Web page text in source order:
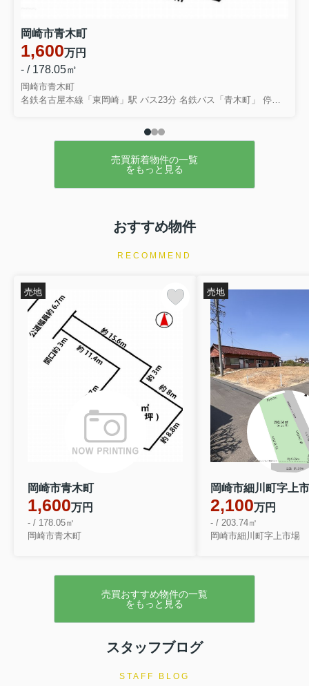
岡崎市青木町
1,600万円
- / 178.05㎡
岡崎市青木町
売買新着物件の一覧
をもっと見る
おすすめ物件
RECOMMEND
岡崎市青木町
1,600万円
- / 178.05㎡
岡崎市青木町
売地
岡崎市細川町字上
2,100万円
- / 203.74㎡
岡崎市細川町字上市場
売地
売買おすすめ物件の一覧
をもっと見る
スタッフブログ
STAFF BLOG